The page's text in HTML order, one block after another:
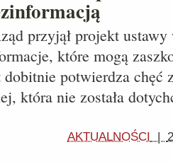
przyjął projekt
które mogą
potwierdza chęć
która nie została
AKTUALNOŚCI |